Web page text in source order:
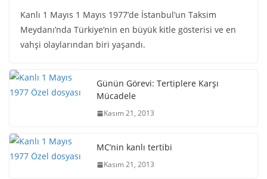
Kanlı 1 Mayıs 1 Mayıs 1977’de İstanbul’un Taksim
Meydanı’nda Türkiye’nin en büyük kitle gösterisi ve en
vahşi olaylarından biri yaşandı.
Günün Görevi: Tertiplere Karşı
Mücadele
Kasım 21, 2013
MC’nin kanlı tertibi
Kasım 21, 2013